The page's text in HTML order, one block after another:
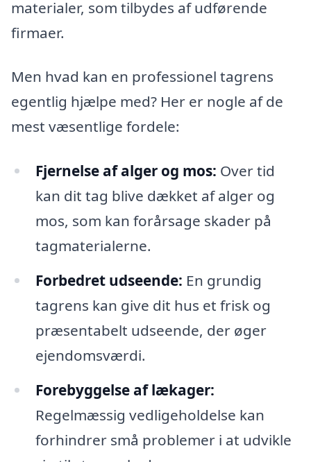
materialer, som tilbydes af udførende
firmaer.
Men hvad kan en professionel tagrens
egentlig hjælpe med? Her er nogle af de
mest væsentlige fordele:
Fjernelse af alger og mos: Over tid
kan dit tag blive dækket af alger og
mos, som kan forårsage skader på
tagmaterialerne.
Forbedret udseende: En grundig
tagrens kan give dit hus et frisk og
præsentabelt udseende, der øger
ejendomsværdi.
Forebyggelse af lækager:
Regelmæssig vedligeholdelse kan
forhindrer små problemer i at udvikle